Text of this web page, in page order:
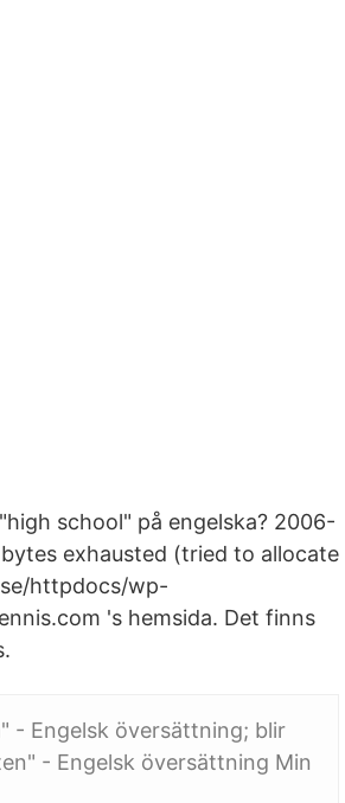
school" på engelska? 2006-
exhausted (tried to allocate
httpdocs/wp-
's hemsida. Det finns
- Engelsk översättning; blir
- Engelsk översättning Min